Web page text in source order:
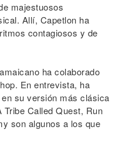
majestuosos
Allí, Capetlon ha
contagiosos y de
ha colaborado
En entrevista, ha
su versión más clásica
Called Quest, Run
son algunos a los que